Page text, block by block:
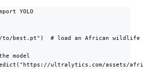
YOLO
to/best.pt")  # load an African wildlife
model
ultralytics.com/assets/